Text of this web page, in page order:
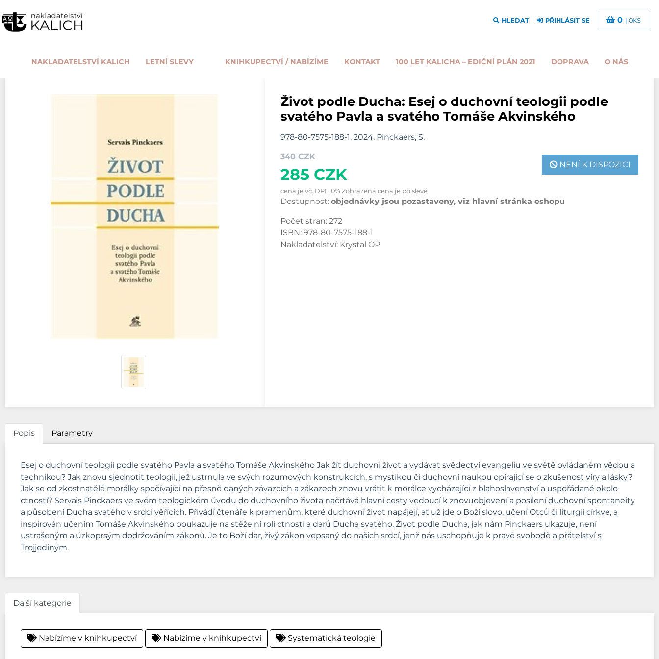
NAKLADATELSTVÍ KALICH LETNÍ SLEVY KNIHKUPECTVÍ / NABÍZÍME KONTAKT 100 LET KALICHA – EDIČNÍ PLÁN 2021 DOPRAVA O NÁS
HLEDAT PŘIHLÁSIT SE 0 | 0KS
Život podle Ducha: Esej o duchovní teologii podle
svatého Pavla a svatého Tomáše Akvinského
978-80-7575-188-1, 2024, Pinckaers, S.
340 CZK
285 CZK
NENÍ K DISPOZICI
cena je vč. DPH 0% Zobrazená cena je po slevě
Dostupnost: objednávky jsou pozastaveny, viz hlavní stránka eshopu
Počet stran: 272
ISBN: 978-80-7575-188-1
Nakladatelství: Krystal OP
Popis Parametry
Esej o duchovní teologii podle svatého Pavla a svatého Tomáše Akvinského Jak žít duchovní život a vydávat svědectví evangeliu ve světě ovládaném vědou a
technikou? Jak znovu sjednotit teologii, jež ustrnula ve svých rozumových konstrukcích, s mystikou či duchovní naukou opírající se o zkušenost víry a lásky?
Jak se od zkostnatělé morálky spočívající na přesně daných závazcích a zákazech znovu vrátit k morálce vycházející z blahoslavenství a uspořádané okolo
ctností? Servais Pinckaers ve svém teologickém úvodu do duchovního života načrtává hlavní cesty vedoucí k znovuobjevení a posílení duchovní spontaneity
a působení Ducha svatého v srdci věřících. Přivádí čtenáře k pramenům, které duchovní život napájejí, ať už jde o Boží slovo, učení Otců či liturgii církve, a
inspirován učením Tomáše Akvinského poukazuje na stěžejní roli ctností a darů Ducha svatého. Život podle Ducha, jak nám Pinckaers ukazuje, není
ustrašeným a úzkoprsým dodržováním zákonů. Je to Boží dar, živý zákon vepsaný do našich srdcí, jenž nás uschopňuje k pravé svobodě a přátelství s
Trojjediným.
Další kategorie
Nabízíme v knihkupectví Nabízíme v knihkupectví Systematická teologie